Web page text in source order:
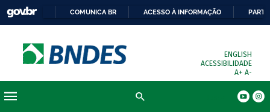
COMUNICA BR ACESSO À INFORMAÇÃO
ENGLISH
ACESSIBILIDADE
A+ A-